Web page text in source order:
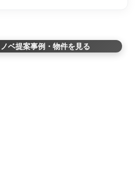
ベ提案事例・物件を見る